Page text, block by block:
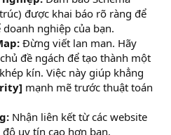
được khai báo rõ ràng để
nghiệp của bạn.
Đừng viết lan man. Hãy
đề ngách để tạo thành một
kín. Việc này giúp khẳng
mạnh mẽ trước thuật toán
Nhận liên kết từ các website
uy tín cao hơn bạn.